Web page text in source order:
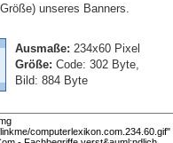
unseres Banners.
Ausmaße: 234x60 Pixel
Größe: Code: 302 Byte,
Bild: 884 Byte